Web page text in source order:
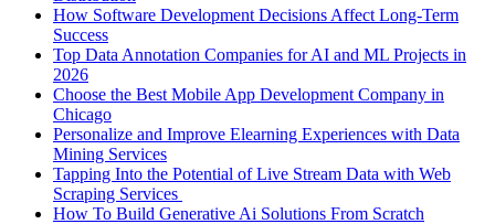
How Software Development Decisions Affect Long-Term
Success
Top Data Annotation Companies for AI and ML Projects in
2026
Choose the Best Mobile App Development Company in
Chicago
Personalize and Improve Elearning Experiences with Data
Mining Services
Tapping Into the Potential of Live Stream Data with Web
Scraping Services
How To Build Generative Ai Solutions From Scratch